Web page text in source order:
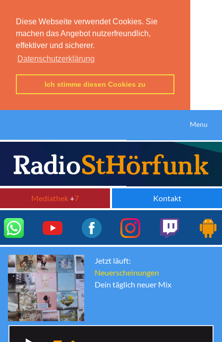
Diese Webseite verwendet Cookies. Sie
machen das Angebot nutzerfreundlich,
effektiver und sicherer.
Datenschutzerklärung
Ich stimme diesen Cookies zu
Menu
Mediathek+7 Kontakt
Jetzt läuft:
Neuerscheinungen
Dein täglich neuer Mix